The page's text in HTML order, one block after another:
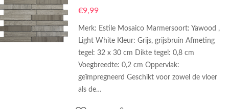
€9,99
Merk: Estile Mosaico Marmersoort: Yawood ,
Light White Kleur: Grijs, grijsbruin Afmeting
tegel: 32 x 30 cm Dikte tegel: 0,8 cm
Voegbreedte: 0,2 cm Oppervlak:
geïmpregneerd Geschikt voor zowel de vloer
als de…